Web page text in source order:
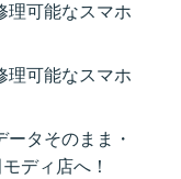
理可能なスマホ
理可能なスマホ
タそのまま・
ディ店へ！